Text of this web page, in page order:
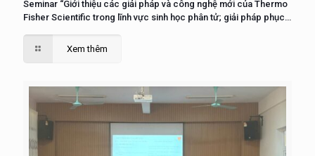
Seminar “Giới thiệu các giải pháp và công nghệ mới của Thermo
Fisher Scientific trong lĩnh vực sinh học phân tử; giải pháp phục
Xem thêm